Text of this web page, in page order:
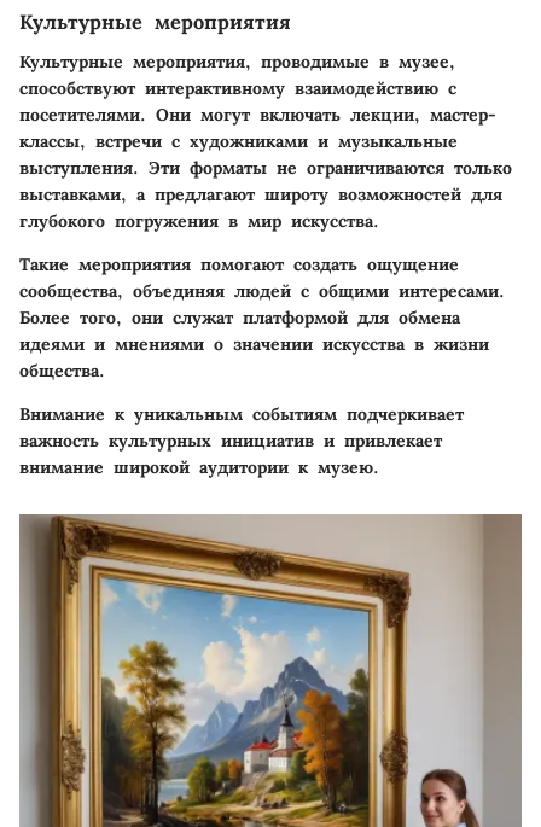
Культурные мероприятия
Культурные мероприятия, проводимые в музее,
способствуют интерактивному взаимодействию с
посетителями. Они могут включать лекции, мастер-
классы, встречи с художниками и музыкальные
выступления. Эти форматы не ограничиваются только
выставками, а предлагают широту возможностей для
глубокого погружения в мир искусства.
Такие мероприятия помогают создать ощущение
сообщества, объединяя людей с общими интересами.
Более того, они служат платформой для обмена
идеями и мнениями о значении искусства в жизни
общества.
Внимание к уникальным событиям подчеркивает
важность культурных инициатив и привлекает
внимание широкой аудитории к музею.